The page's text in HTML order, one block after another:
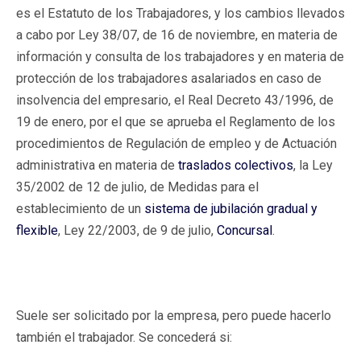
es el Estatuto de los Trabajadores, y los cambios llevados
a cabo por Ley 38/07, de 16 de noviembre, en materia de
información y consulta de los trabajadores y en materia de
protección de los trabajadores asalariados en caso de
insolvencia del empresario, el Real Decreto 43/1996, de
19 de enero, por el que se aprueba el Reglamento de los
procedimientos de Regulación de empleo y de Actuación
administrativa en materia de traslados colectivos, la Ley
35/2002 de 12 de julio, de Medidas para el
establecimiento de un sistema de jubilación gradual y
flexible, Ley 22/2003, de 9 de julio, Concursal.
Suele ser solicitado por la empresa, pero puede hacerlo
también el trabajador. Se concederá si: